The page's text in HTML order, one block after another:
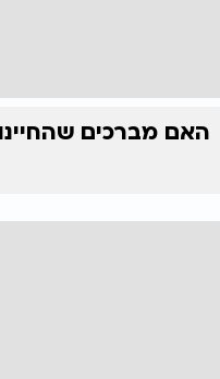
האם מברכים